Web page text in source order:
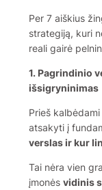
Per 7 aiškius
strategiją, kuri
reali gairė
1. Pagrindinio
išsigryninimas
Prieš
atsakyti į
verslas ir kur
Tai nėra vien
įmonės vidinis